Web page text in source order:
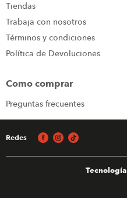
Tiendas
Trabaja con nosotros
Términos y condiciones
Política de Devoluciones
Como comprar
Preguntas frecuentes
Redes
Tecnología